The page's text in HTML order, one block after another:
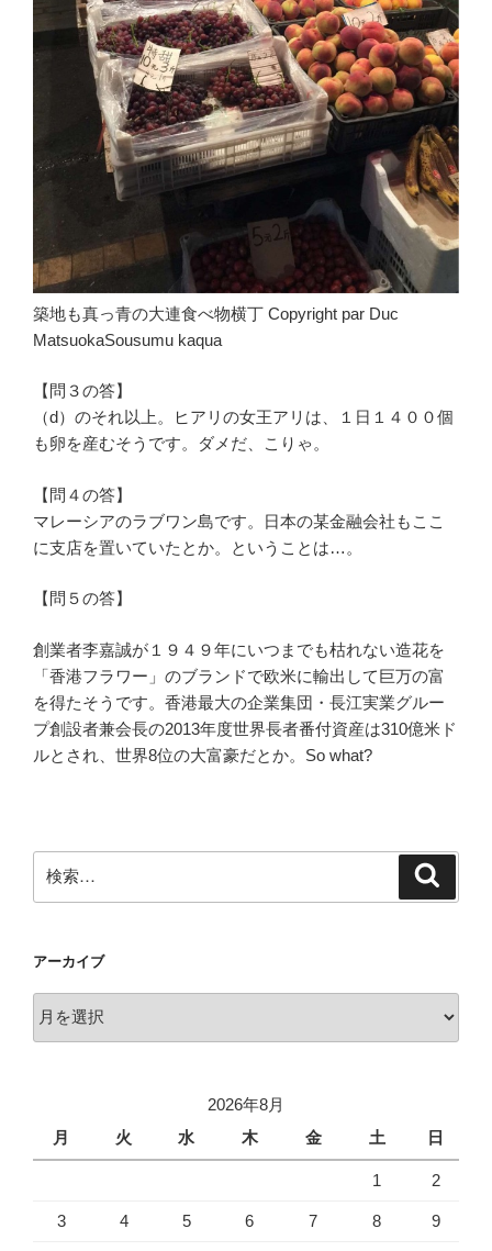
築地も真っ青の大連食べ物横丁 Copyright par Duc
MatsuokaSousumu kaqua
【問３の答】
（d）のそれ以上。ヒアリの女王アリは、１日１４００個
も卵を産むそうです。ダメだ、こりゃ。
【問４の答】
マレーシアのラブワン島です。日本の某金融会社もここ
に支店を置いていたとか。ということは…。
【問５の答】
創業者李嘉誠が１９４９年にいつまでも枯れない造花を
「香港フラワー」のブランドで欧米に輸出して巨万の富
を得たそうです。香港最大の企業集団・長江実業グルー
プ創設者兼会長の2013年度世界長者番付資産は310億米ド
ルとされ、世界8位の大富豪だとか。So what?
索:
アーカイブ
ー
2026年8月
月
火 水 木 金 土 日
1 2
3 4 5 6 7 8 9